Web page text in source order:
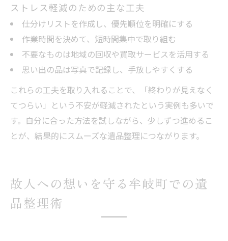
ストレス軽減のための主な工夫
仕分けリストを作成し、優先順位を明確にする
作業時間を決めて、短時間集中で取り組む
不要なものは地域の回収や買取サービスを活用する
思い出の品は写真で記録し、手放しやすくする
これらの工夫を取り入れることで、「終わりが見えなく
てつらい」という不安が軽減されたという実例も多いで
す。自分に合った方法を試しながら、少しずつ進めるこ
とが、結果的にスムーズな遺品整理につながります。
故人への想いを守る牟岐町での遺
品整理術